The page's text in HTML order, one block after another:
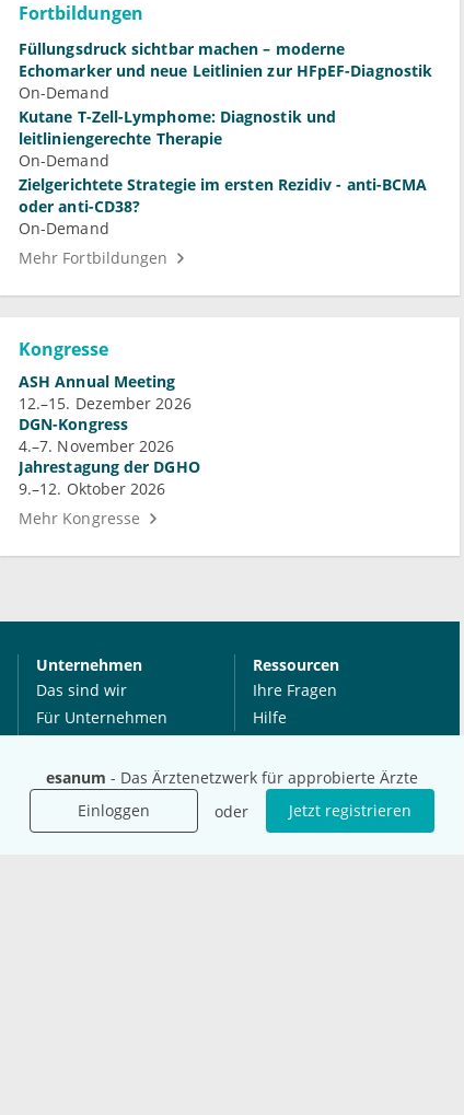
esanum - Das Ärztenetzwerk für approbierte Ärzte
Einloggen
oder Jetzt registrieren
Fortbildungen
Füllungsdruck sichtbar machen – moderne
Echomarker und neue Leitlinien zur HFpEF-Diagnostik
On-Demand
Kutane T-Zell-Lymphome: Diagnostik und
leitliniengerechte Therapie
On-Demand
Zielgerichtete Strategie im ersten Rezidiv - anti-BCMA
oder anti-CD38?
On-Demand
Mehr Fortbildungen
Kongresse
ASH Annual Meeting
12.–15. Dezember 2026
DGN-Kongress
4.–7. November 2026
Jahrestagung der DGHO
9.–12. Oktober 2026
Mehr Kongresse
Unternehmen
Das sind wir
Für Unternehmen
Mediadaten
Karriere
Ressourcen
Ihre Fragen
Hilfe